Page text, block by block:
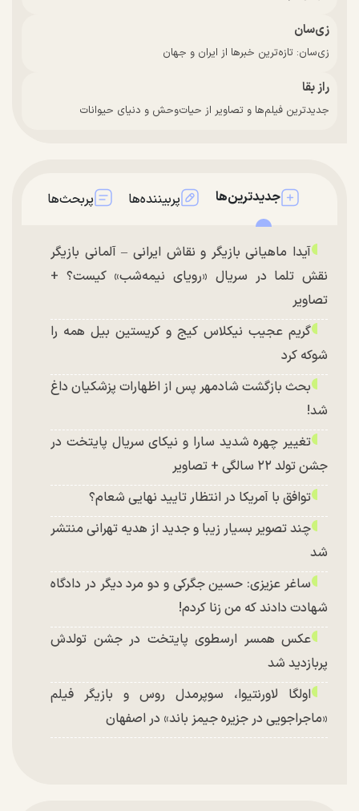
زی‌سان
زی‌سان: تازه‌ترین خبرها از ایران و جهان
راز بقا
جدیدترین فیلم‌ها و تصاویر از حیات‌وحش و دنیای حیوانات
جدیدترین‌ها پربیننده‌ها پربحث‌ها
آیدا ماهیانی بازیگر و نقاش ایرانی – آلمانی بازیگر
نقش تلما در سریال «رویای نیمه‌شب» کیست؟ +
تصاویر
گریم عجیب نیکلاس کیج و کریستین بیل همه را
شوکه کرد
بحث بازگشت شادمهر پس از اظهارات پزشکیان داغ
شد!
تغییر چهره شدید سارا و نیکای سریال پایتخت در
جشن تولد ۲۲ سالگی + تصاویر
توافق با آمریکا در انتظار تایید نهایی شعام؟
چند تصویر بسیار زیبا و جدید از هدیه تهرانی منتشر
شد
ساغر عزیزی: حسین جگرکی و دو مرد دیگر در دادگاه
شهادت دادند که من زنا کردم!
عکس همسر ارسطوی پایتخت در جشن تولدش
پربازدید شد
اولگا لاورنتیوا، سوپرمدل روس و بازیگر فیلم
«ماجراجویی در جزیره جیمز باند» در اصفهان